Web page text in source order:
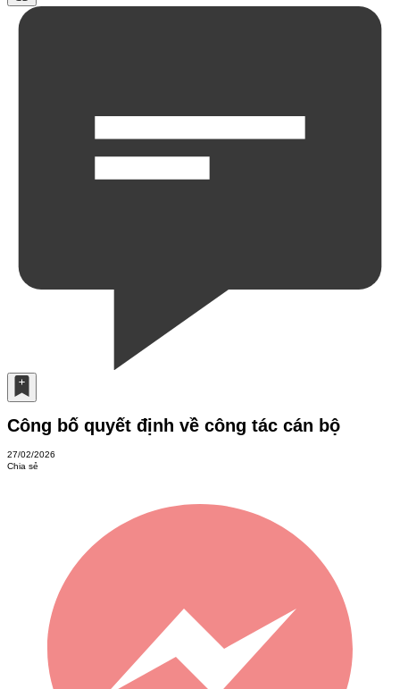
Công bố quyết định về công tác cán bộ
27/02/2026
Chia sẻ